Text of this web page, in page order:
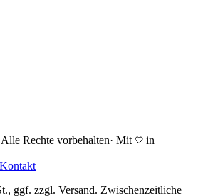
Rechte vorbehalten· Mit
in
Kontakt
ggf. zzgl. Versand. Zwischenzeitliche